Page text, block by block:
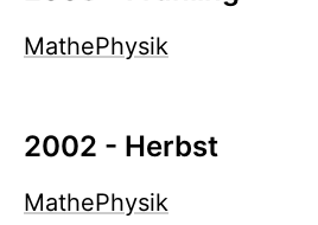
MathePhysik
2002 - Herbst
MathePhysik